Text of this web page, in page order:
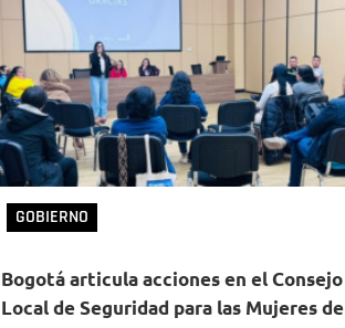
GOBIERNO
Bogotá articula acciones en el Consejo
Local de Seguridad para las Mujeres de